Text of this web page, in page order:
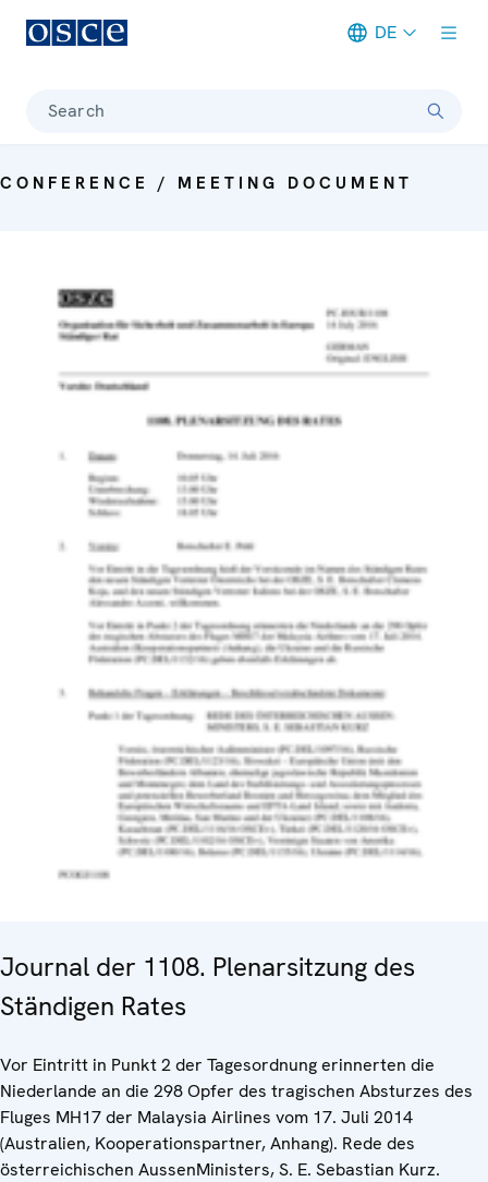
DE
Search
CONFERENCE / MEETING DOCUMENT
Journal der 1108. Plenarsitzung des
Ständigen Rates
Vor Eintritt in Punkt 2 der Tagesordnung erinnerten die
Niederlande an die 298 Opfer des tragischen Absturzes des
Fluges MH17 der Malaysia Airlines vom 17. Juli 2014
(Australien, Kooperationspartner, Anhang). Rede des
österreichischen AussenMinisters, S. E. Sebastian Kurz.